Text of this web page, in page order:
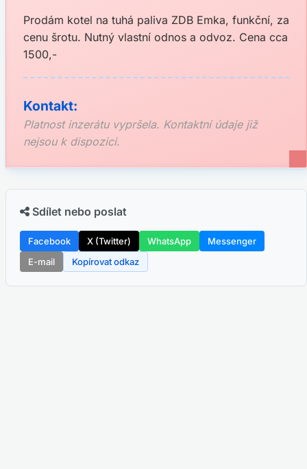
Prodám kotel na tuhá paliva ZDB Emka, funkční, za
cenu šrotu. Nutný vlastní odnos a odvoz. Cena cca
1500,-
Kontakt:
Platnost inzerátu vypršela. Kontaktní údaje již
nejsou k dispozici.
Sdílet nebo poslat
Facebook X (Twitter) WhatsApp
Messenger
E-mail
Kopírovat odkaz